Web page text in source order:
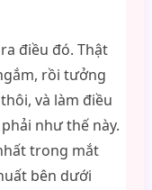
điều đó. Thật
rồi tưởng
và làm điều
như thế này.
trong mắt
bên dưới